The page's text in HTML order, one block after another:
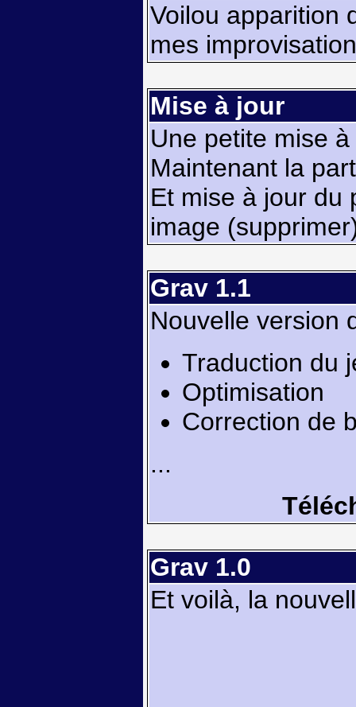
Voilou apparition
mes
Mise à jour
Une petite mise
Maintenant la
Et mise à jour du
image
Grav 1.1
Nouvelle version
Traduction du
Optimisation
Correction de
...
Grav 1.0
Et voilà, la